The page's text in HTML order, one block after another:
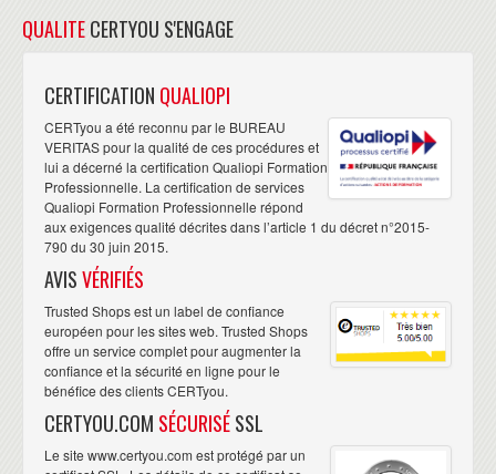
QUALITECERTYOU S'ENGAGE
CERTIFICATION QUALIOPI
CERTyou a été reconnu par le BUREAU
VERITAS pour la qualité de ces procédures et
lui a décerné la certification Qualiopi Formation
Professionnelle. La certification de services
Qualiopi Formation Professionnelle répond
aux exigences qualité décrites dans l’article 1 du décret n°2015-
790 du 30 juin 2015.
AVISVÉRIFIÉS
Trusted Shops est un label de confiance
européen pour les sites web. Trusted Shops
offre un service complet pour augmenter la
confiance et la sécurité en ligne pour le
bénéfice des clients CERTyou.
CERTYOU.COM SÉCURISÉSSL
Le site www.certyou.com est protégé par un